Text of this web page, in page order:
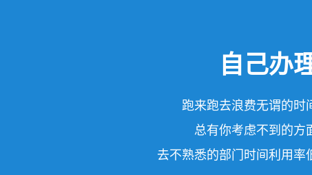
自己办
跑来跑去浪费无谓的时
总有你考虑不到的方
去不熟悉的部门时间利用率